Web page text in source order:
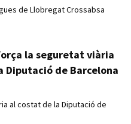
de Llobregat Crossabsa
la seguretat viària
Diputació de Barcelona
al costat de la Diputació de